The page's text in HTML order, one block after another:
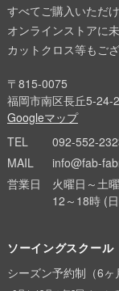
すべてご購入いただけ
オンラインストアに
カットクロス等もござ
〒815-0075
福岡市南区長丘5-24-
Googleマップ
TEL
092-552-
MAIL
info@fab-
営業日
火曜日～土
12～18時 (
ソーイングスクール
シーズン予約制（6ヶ